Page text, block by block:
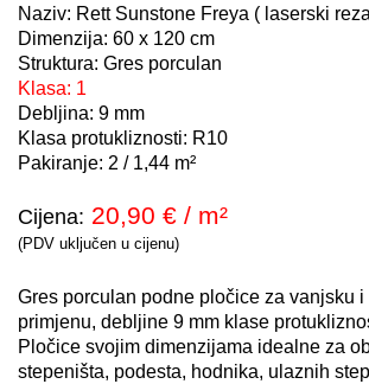
Naziv: Rett Sunstone Freya ( laserski
Dimenzija: 60 x 120 cm
Struktura: Gres porculan
Klasa: 1
Debljina: 9 mm
Klasa protukliznosti: R10
Pakiranje: 2 / 1,44 m²
Cijena: 20,90 € / m²
(PDV uključen u cijenu)
Gres porculan podne pločice za vanjsku i
primjenu, debljine 9 mm klase
Pločice svojim dimenzijama idealne za
stepeništa, podesta, hodnika, ulaznih